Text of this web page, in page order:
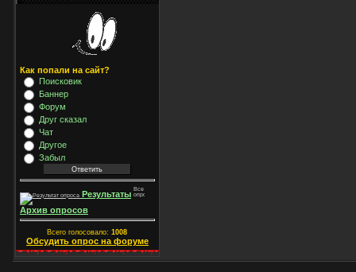
Как попали на сайт?
Поисковик
Баннер
Форум
Друг сказал
Чат
Другое
Забыл
Результаты
Архив опросов
Всего голосовало: 1008
Обсудить опрос на форуме